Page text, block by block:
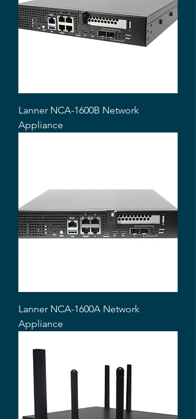
Lanner NCA-1600B Network
Appliance
Lanner NCA-1600A Network
Appliance